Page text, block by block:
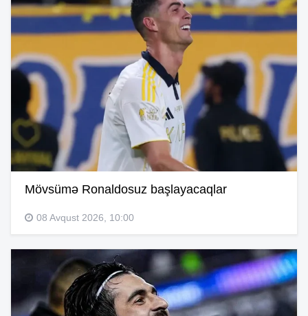
Mövsümə Ronaldosuz başlayacaqlar
08 Avqust 2026, 10:00